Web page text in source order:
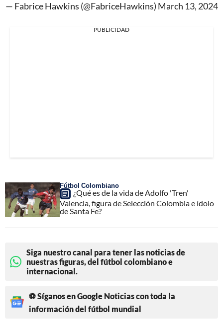
— Fabrice Hawkins (@FabriceHawkins) March 13, 2024
PUBLICIDAD
Fútbol Colombiano
¿Qué es de la vida de Adolfo 'Tren'
Valencia, figura de Selección Colombia e ídolo
de Santa Fe?
Siga nuestro canal para tener las noticias de
nuestras figuras, del fútbol colombiano e
internacional.
⚽ Síganos en Google Noticias con toda la
información del fútbol mundial